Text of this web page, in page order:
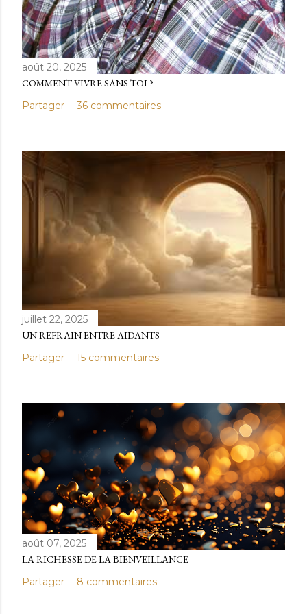
août 20, 2025
COMMENT VIVRE SANS TOI ?
Partager
36 commentaires
juillet 22, 2025
UN REFRAIN ENTRE AIDANTS
Partager
15 commentaires
août 07, 2025
LA RICHESSE DE LA BIENVEILLANCE
Partager
8 commentaires